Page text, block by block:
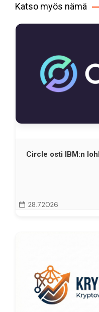
Katso myös nämä
Circle osti IBM:n
28.7.2026